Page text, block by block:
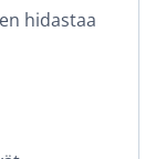
hidastaa